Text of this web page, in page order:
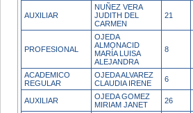
AUXILIAR
NUÑEZ VERA
JUDITH DEL
CARMEN
21
PROFESIONAL
OJEDA
ALMONACID
MARÍA LUISA
ALEJANDRA
8
ACADEMICO
REGULAR
OJEDA ALVAREZ
CLAUDIA IRENE
6
AUXILIAR
OJEDA GOMEZ
MIRIAM JANET
26